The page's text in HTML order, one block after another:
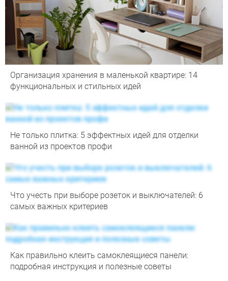
Организация хранения в маленькой квартире: 14
функциональных и стильных идей
Не только плитка: 5 эффектных идей для отделки
ванной из проектов профи
Что учесть при выборе розеток и выключателей: 6
самых важных критериев
Как правильно клеить самоклеящиеся панели:
подробная инструкция и полезные советы